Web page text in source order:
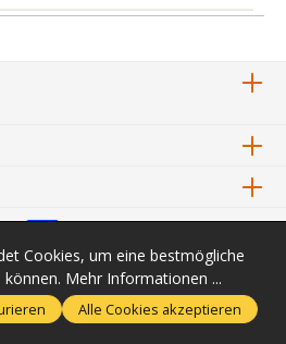
zzgl.Versandkosten
wenn nicht anders angegeben.
Cookies, um eine bestmögliche
können. Mehr Informationen ...
Alle Cookies akzeptieren